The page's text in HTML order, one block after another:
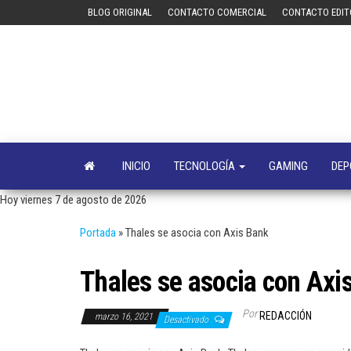
BLOG ORIGINAL CONTACTO COMERCIAL CONTACTO
INICIO TECNOLOGÍA GAMING
Hoy viernes 7 de agosto de 2026
Portada »Thales se asocia con Axis Bank
Thales se asocia con
marzo 16, 2021 Desactivado Por REDACCIÓN